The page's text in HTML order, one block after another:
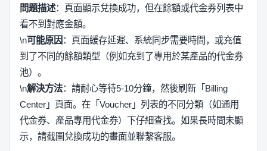
問題描述：頁面顯示兌換成功，但在餘額或代金券列表中
看不到對應金額。
\n可能原因 ：頁面緩存延遲、系統同步需要時間，或充值
到了不同的餘額類型（例如充到了專用於某產品的代金券
池）。
\n解決方法：請耐心等待5-10分鐘，然後刷新「Billing
Center」頁面。在「Voucher」列表的不同分類（如通用
代金券、產品專用代金券）下仔細查找。如果長時間未顯
示，請截圖兌換成功的畫面並聯繫客服。